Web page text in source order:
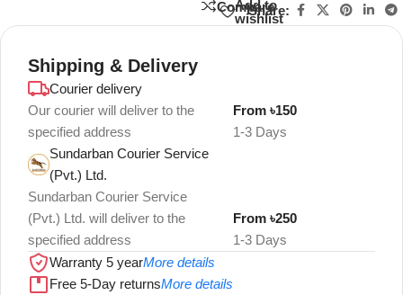
Compare
Add to
wishlist
Share:
Shipping & Delivery
Courier delivery
Our courier will deliver to the
specified address
1-3 Days
From ৳150
Sundarban Courier Service
(Pvt.) Ltd.
Sundarban Courier Service
(Pvt.) Ltd. will deliver to the
specified address
1-3 Days
From ৳250
Warranty 5 yearMore details
Free 5-Day returnsMore details